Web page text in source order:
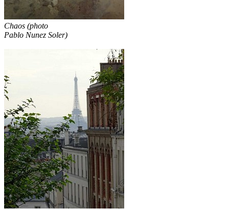
Chaos (photo
Pablo Nunez Soler)